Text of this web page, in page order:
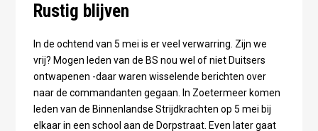
Rustig blijven
In de ochtend van 5 mei is er veel verwarring. Zijn we
vrij? Mogen leden van de BS nou wel of niet Duitsers
ontwapenen -daar waren wisselende berichten over
naar de commandanten gegaan. In Zoetermeer komen
leden van de Binnenlandse Strijdkrachten op 5 mei bij
elkaar in een school aan de Dorpstraat. Even later gaat